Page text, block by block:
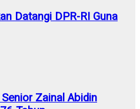
Datangi DPR-RI Guna
Zainal Abidin